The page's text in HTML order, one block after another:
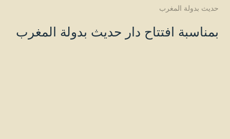
حديث بدولة المغرب
بمناسبة افتتاح دار حديث بدولة المغرب